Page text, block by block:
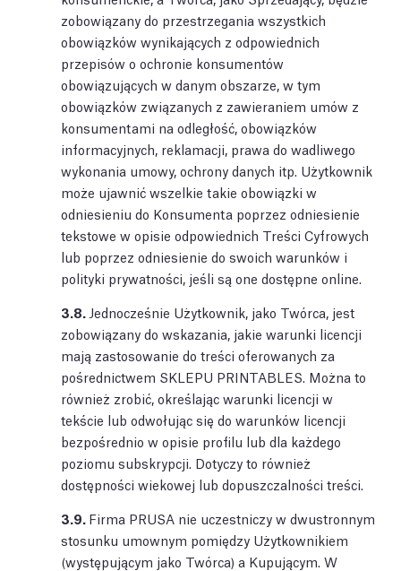
zobowiązany do przestrzegania wszystkich
obowiązków wynikających z odpowiednich
przepisów o ochronie konsumentów
obowiązujących w danym obszarze, w tym
obowiązków związanych z zawieraniem umów z
konsumentami na odległość, obowiązków
informacyjnych, reklamacji, prawa do wadliwego
wykonania umowy, ochrony danych itp. Użytkownik
może ujawnić wszelkie takie obowiązki w
odniesieniu do Konsumenta poprzez odniesienie
tekstowe w opisie odpowiednich Treści Cyfrowych
lub poprzez odniesienie do swoich warunków i
polityki prywatności, jeśli są one dostępne online.
3.8. Jednocześnie Użytkownik, jako Twórca, jest
zobowiązany do wskazania, jakie warunki licencji
mają zastosowanie do treści oferowanych za
pośrednictwem SKLEPU PRINTABLES. Można to
również zrobić, określając warunki licencji w
tekście lub odwołując się do warunków licencji
bezpośrednio w opisie profilu lub dla każdego
poziomu subskrypcji. Dotyczy to również
dostępności wiekowej lub dopuszczalności treści.
3.9. Firma PRUSA nie uczestniczy w dwustronnym
stosunku umownym pomiędzy Użytkownikiem
(występującym jako Twórca) a Kupującym. W